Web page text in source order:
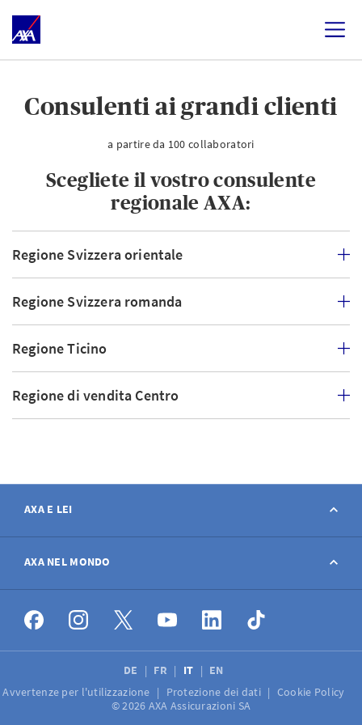
Consulenti ai grandi clienti
a partire da 100 collaboratori
Scegliete il vostro consulente
regionale AXA:
Regione Svizzera orientale
Regione Svizzera romanda
Regione Ticino
Regione di vendita Centro
AXA E LEI
Contatto
Avviso sinistro
Offerte di lavoro
Media
AXA NEL MONDO
AXA nel mondo
DE FR IT
EN
Avvertenze per l'utilizzazione
Protezione dei dati
Cookie Policy
© 2026 AXA Assicurazioni SA